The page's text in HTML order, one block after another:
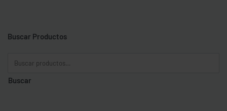
Buscar Productos
Buscar